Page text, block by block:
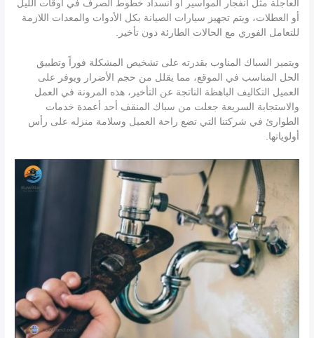
العاجلة مثل انفجار المواسير أو انسداد خطوط الصرف في أوقات الليل
أو العطلات، ويتم تجهيز سيارات الصيانة بكل الأدوات والمعدات اللازمة
للتعامل الفوري مع الحالات الطارئة دون تأخير.
ويتميز السباك المناوب بقدرته على تشخيص المشكلة فوراً وتطبيق
الحل المناسب في الموقع، مما يقلل من حجم الأضرار ويوفر على
العميل التكاليف الباهظة الناتجة عن التأخير، هذه المرونة في العمل
والاستجابة السريعة جعلت من سباك المنقف أحد أعمدة خدمات
الطوارئ في شركتنا التي تضع راحة العميل وسلامة منزله على رأس
أولوياتها.